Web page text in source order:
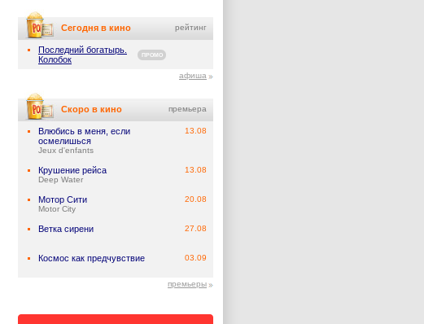
Сегодня в кино рейтинг
Последний богатырь.
Колобок
ПРОМО
афиша
Скоро в кино премьера
Влюбись в меня, если
осмелишься
Jeux d'enfants
13.08
Крушение рейса
Deep Water
13.08
Мотор Сити
Motor City
20.08
Ветка сирени 27.08
Космос как предчувствие 03.09
премьеры